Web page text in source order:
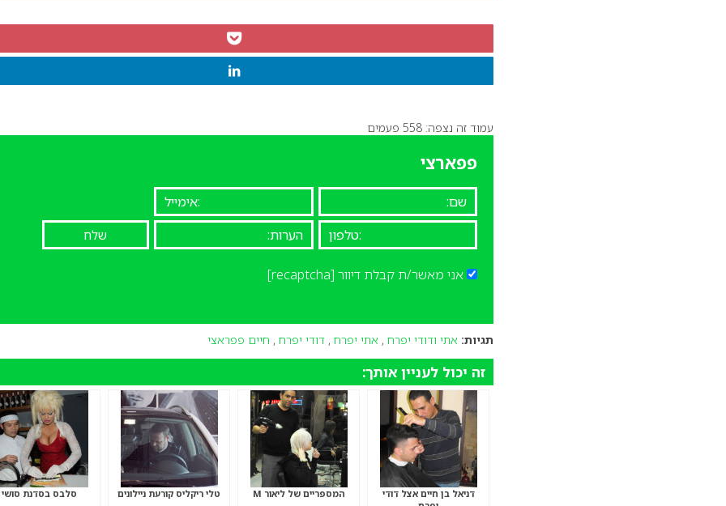
עמוד זה נצפה: 558 פעמים
פפארצי
אני מאשר/ת קבלת דיוור [recaptcha]
תגיות: אתי ודודי יפרח , אתי יפרח , דודי יפרח , חיים פפראצי
זה יכול לעניין אותך:
דניאל בן חיים אצל דודי
המספריים של ליאור M טלי ריקליס קורעת ניילונים סלבס בסדנת סושי